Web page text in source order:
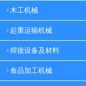
木工机械
起重运输机械
焊接设备及材料
食品加工机械